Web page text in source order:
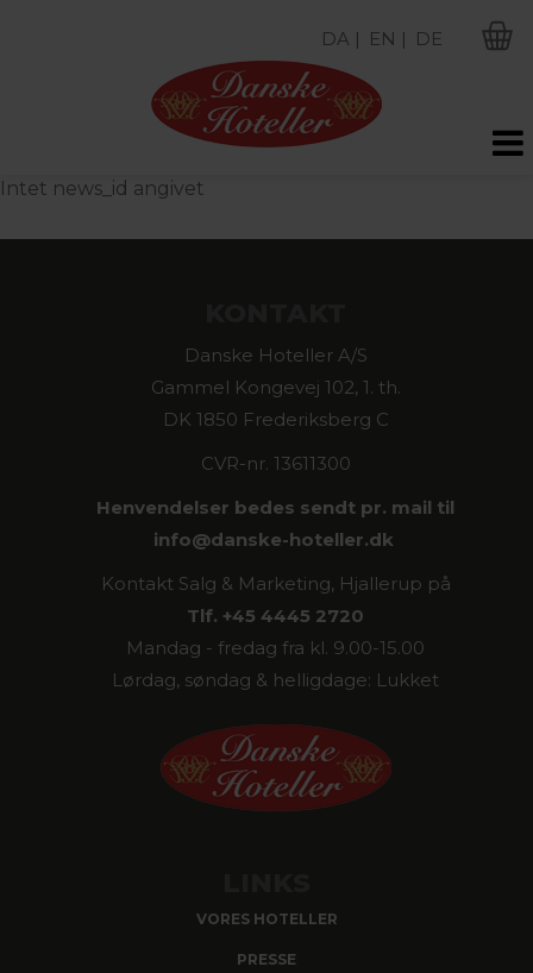
DA | EN | DE
Intet news_id angivet
Danske Hoteller A/S
Gammel Kongevej 102, 1. th.
DK 1850 Frederiksberg C
CVR-nr. 13611300
Henvendelser bedes sendt pr. mail til
info@danske-hoteller.dk
Kontakt Salg & Marketing, Hjallerup på
Tlf. +45 4445 2720
Mandag - fredag fra kl. 9.00-15.00
Lørdag, søndag & helligdage: Lukket
VORES HOTELLER
PRESSE